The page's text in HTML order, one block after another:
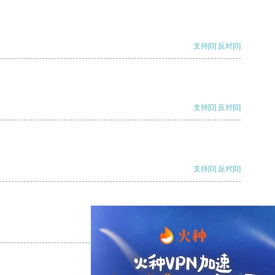
支持[0] 反对[0]
支持[0] 反对[0]
支持[0] 反对[0]
支持